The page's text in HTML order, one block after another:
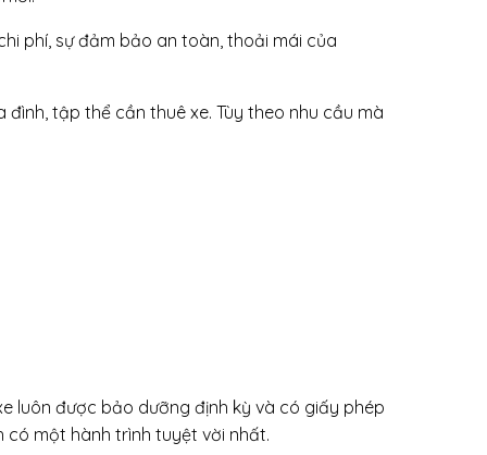
phí, sự đảm bảo an toàn, thoải mái của
tập thể cần thuê xe. Tùy theo nhu cầu mà
luôn được bảo dưỡng định kỳ và có giấy phép
có một hành trình tuyệt vời nhất.